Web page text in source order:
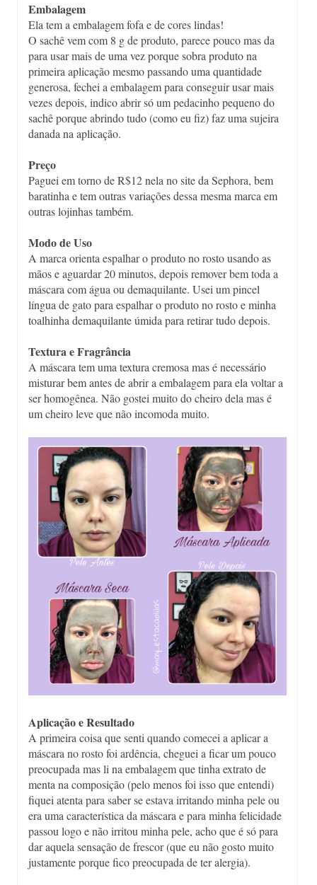
Embalagem
Ela tem a embalagem fofa e de cores lindas!
O sachê vem com 8 g de produto, parece pouco mas da
para usar mais de uma vez porque sobra produto na
primeira aplicação mesmo passando uma quantidade
generosa, fechei a embalagem para conseguir usar mais
vezes depois, indico abrir só um pedacinho pequeno do
sachê porque abrindo tudo (como eu fiz) faz uma sujeira
danada na aplicação.
Preço
Paguei em torno de R$12 nela no site da Sephora, bem
baratinha e tem outras variações dessa mesma marca em
outras lojinhas também.
Modo de Uso
A marca orienta espalhar o produto no rosto usando as
mãos e aguardar 20 minutos, depois remover bem toda a
máscara com água ou demaquilante. Usei um pincel
língua de gato para espalhar o produto no rosto e minha
toalhinha demaquilante úmida para retirar tudo depois.
Textura e Fragrância
A máscara tem uma textura cremosa mas é necessário
misturar bem antes de abrir a embalagem para ela voltar a
ser homogênea. Não gostei muito do cheiro dela mas é
um cheiro leve que não incomoda muito.
Aplicação e Resultado
A primeira coisa que senti quando comecei a aplicar a
máscara no rosto foi ardência, cheguei a ficar um pouco
preocupada mas li na embalagem que tinha extrato de
menta na composição (pelo menos foi isso que entendi)
fiquei atenta para saber se estava irritando minha pele ou
era uma característica da máscara e para minha felicidade
passou logo e não irritou minha pele, acho que é só para
dar aquela sensação de frescor (que eu não gosto muito
justamente porque fico preocupada de ter alergia).